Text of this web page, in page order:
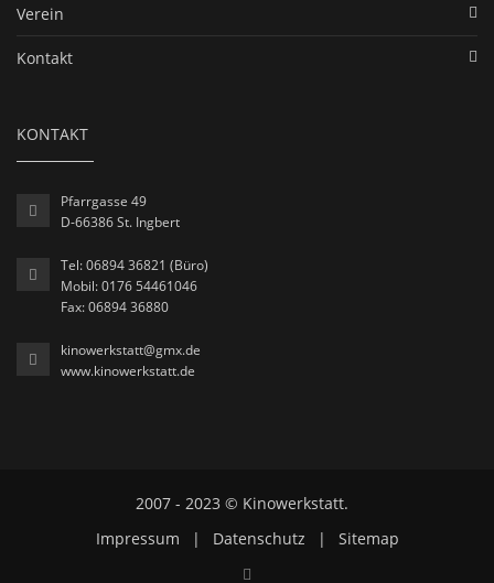
Verein
Kontakt
KONTAKT
Pfarrgasse 49
D-66386 St. Ingbert
Tel: 06894 36821 (Büro)
Mobil: 0176 54461046
Fax: 06894 36880
kinowerkstatt@gmx.de
www.kinowerkstatt.de
2007 - 2023 © Kinowerkstatt.
Impressum
| Datenschutz | Sitemap